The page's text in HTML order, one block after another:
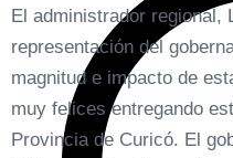
El administrador regional,
representación del
magnitud e impacto de
muy felices entregando
Provincia de Curicó. El